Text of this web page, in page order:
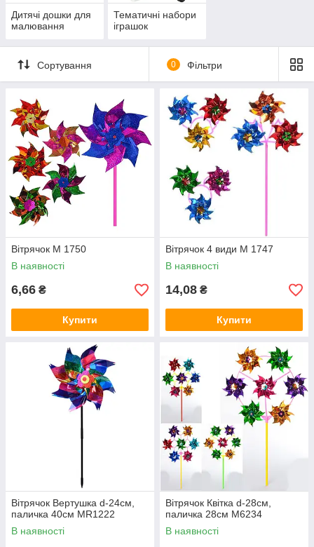
Дитячі дошки для
малювання
Тематичні набори
іграшок
Сортування 0 Фільтри
Вітрячок M 1750
В наявності
6,66 ₴
Купити
Вітрячок 4 види M 1747
В наявності
14,08 ₴
Купити
Вітрячок Вертушка d-24см,
паличка 40см MR1222
В наявності
Вітрячок Квітка d-28см,
паличка 28см M6234
В наявності